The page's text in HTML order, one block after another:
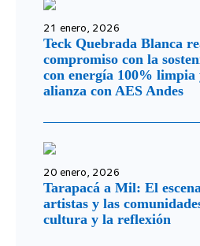
21 enero, 2026
Teck Quebrada Blanca
compromiso con la
con energía 100% limpia
alianza con AES Andes
20 enero, 2026
Tarapacá a Mil: El
artistas y las
cultura y la reflexión